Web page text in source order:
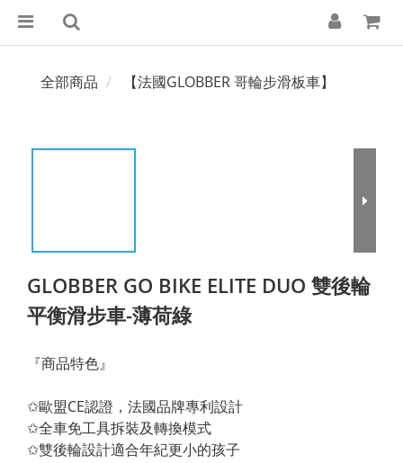
全部商品 【法國GLOBBER 哥輪步滑板車】
GLOBBER GO BIKE ELITE DUO 雙後輪
平衡滑步車-薄荷綠
『商品特色』
✩歐盟CE認證，法國品牌專利設計
✩全車免工具拆裝及轉換模式
✩雙後輪設計適合年紀更小的孩子